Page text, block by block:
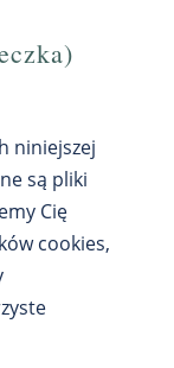
niniejszej
są pliki
Cię
cookies,